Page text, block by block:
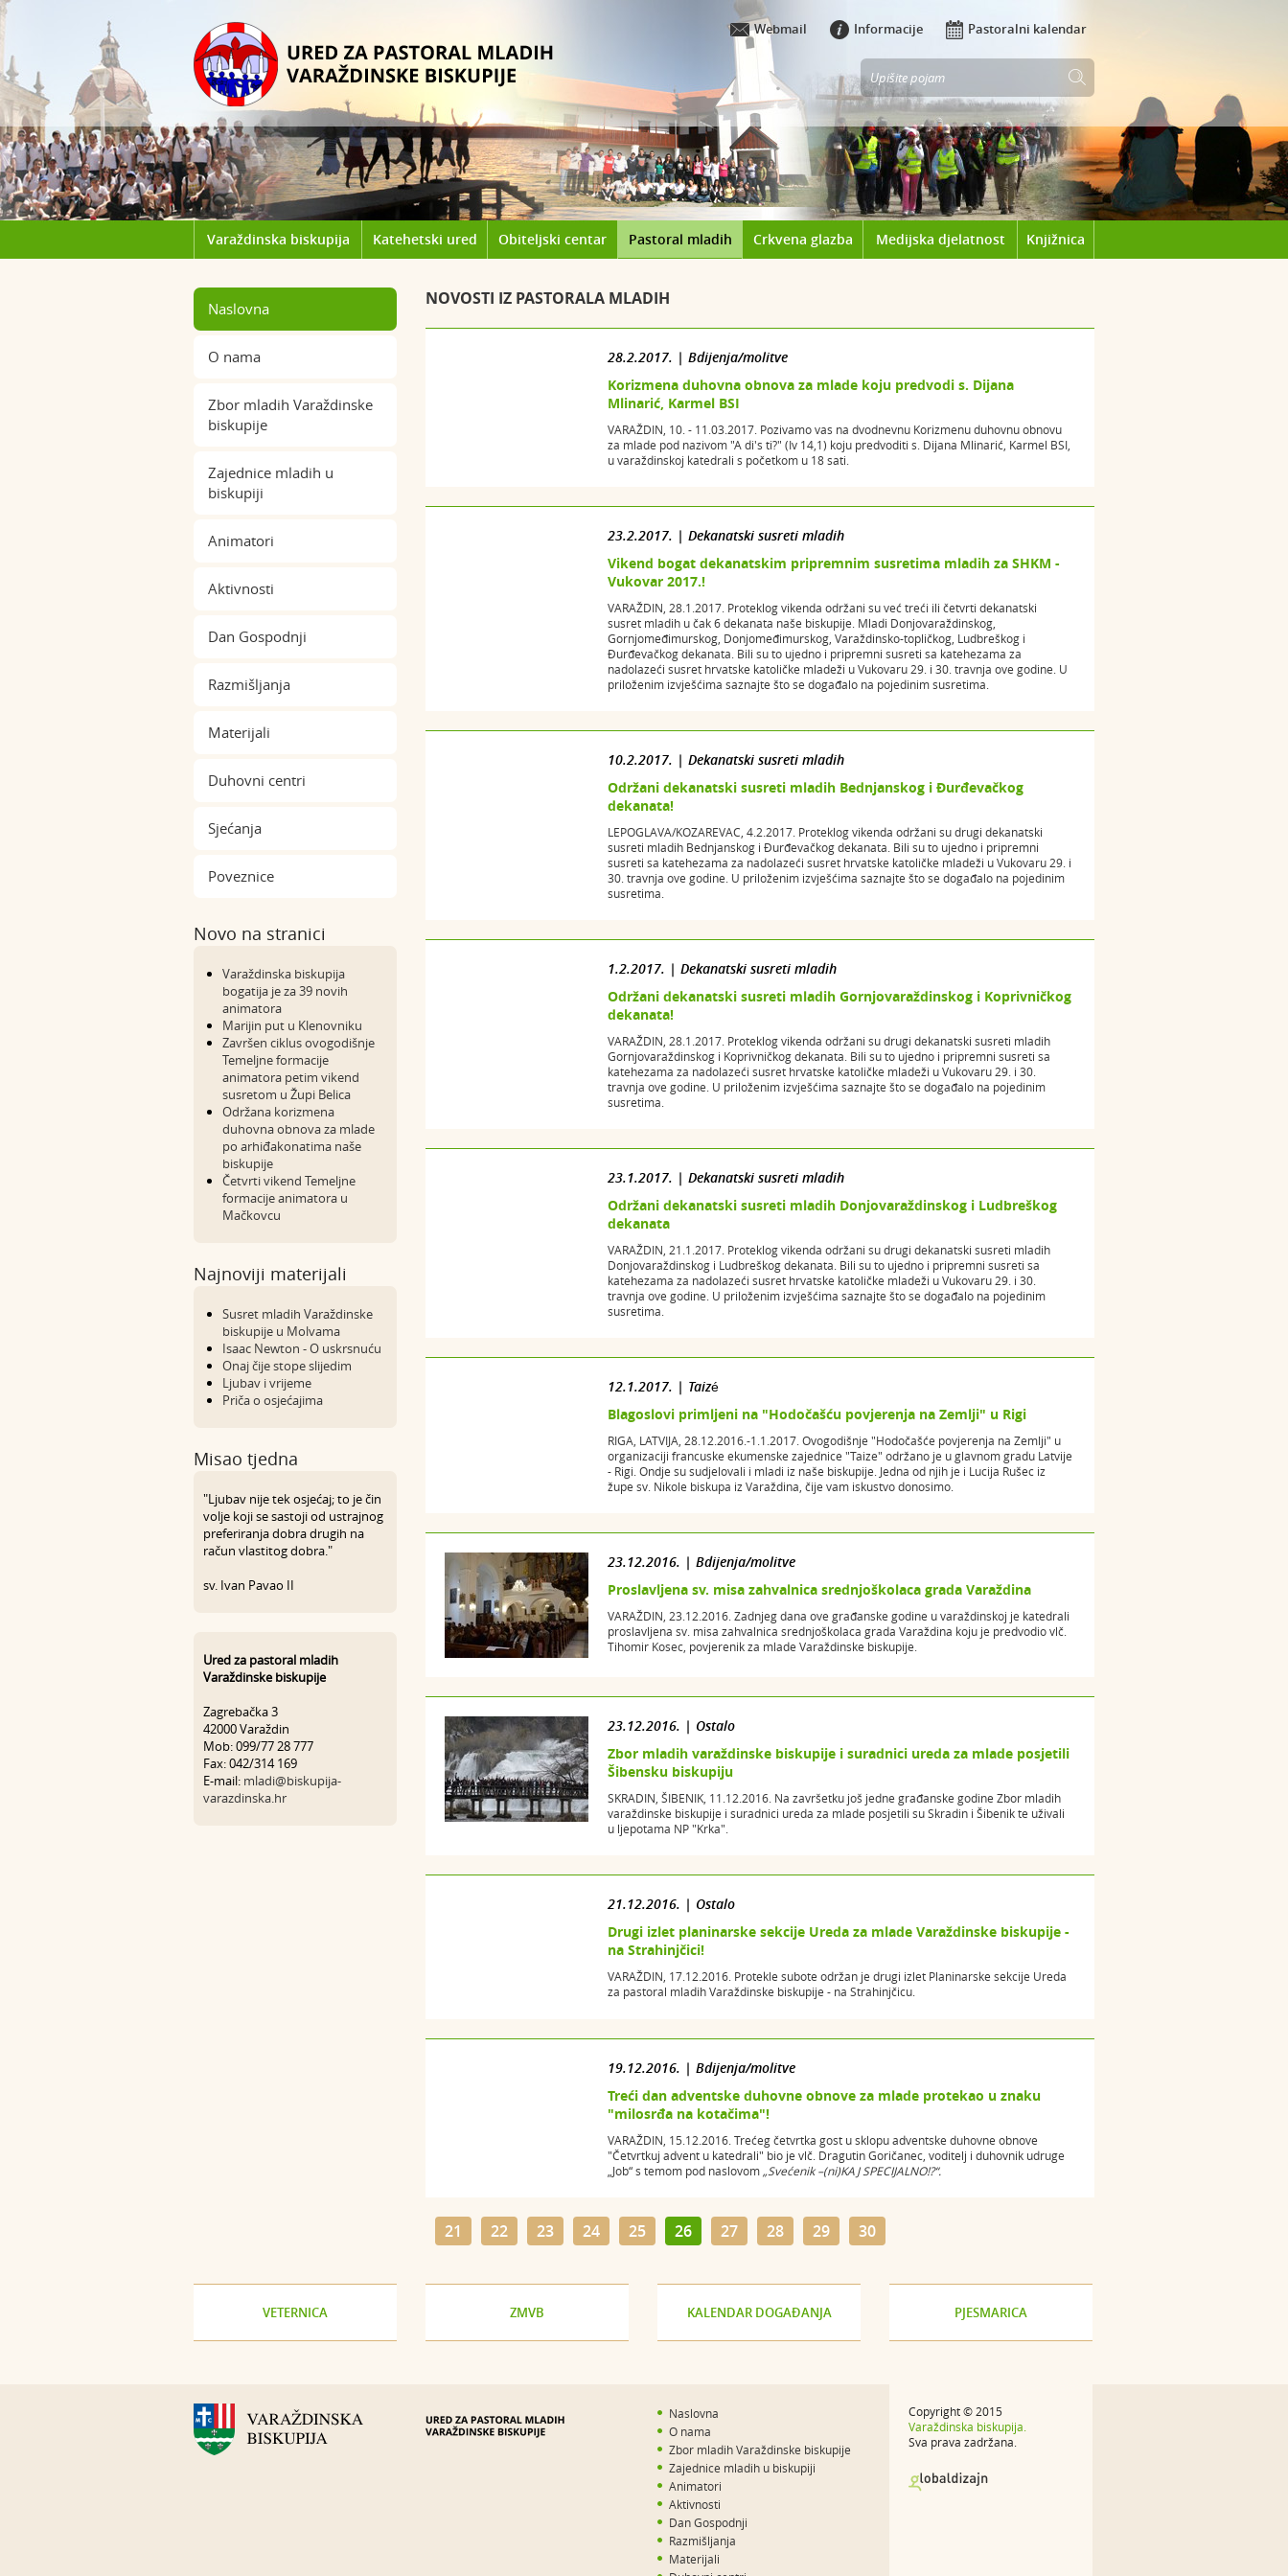
Webmail Informacije Pastoralni kalendar
Varaždinska biskupija Katehetski ured Obiteljski centar Pastoral mladih Crkvena glazba Medijska djelatnost Knjižnica
Naslovna
O nama
Zbor mladih Varaždinske
biskupije
Zajednice mladih u
biskupiji
Animatori
Aktivnosti
Dan Gospodnji
Razmišljanja
Materijali
Duhovni centri
Sjećanja
Poveznice
Novo na stranici
Varaždinska biskupija
bogatija je za 39 novih
animatora
Marijin put u Klenovniku
Završen ciklus ovogodišnje
Temeljne formacije
animatora petim vikend
susretom u Župi Belica
Održana korizmena
duhovna obnova za mlade
po arhiđakonatima naše
biskupije
Četvrti vikend Temeljne
formacije animatora u
Mačkovcu
Najnoviji materijali
Susret mladih Varaždinske
biskupije u Molvama
Isaac Newton - O uskrsnuću
Onaj čije stope slijedim
Ljubav i vrijeme
Priča o osjećajima
Misao tjedna
"Ljubav nije tek osjećaj; to je čin
volje koji se sastoji od ustrajnog
preferiranja dobra drugih na
račun vlastitog dobra."
sv. Ivan Pavao II
Ured za pastoral mladih
Varaždinske biskupije
Zagrebačka 3
42000 Varaždin
Mob: 099/77 28 777
Fax: 042/314 169
E-mail: mladi@biskupija-
varazdinska.hr
NOVOSTI IZ PASTORALA MLADIH
28.2.2017. | Bdijenja/molitve
Korizmena duhovna obnova za mlade koju predvodi s. Dijana
Mlinarić, Karmel BSI
VARAŽDIN, 10. - 11.03.2017. Pozivamo vas na dvodnevnu Korizmenu duhovnu obnovu
za mlade pod nazivom "A di's ti?" (Iv 14,1) koju predvoditi s. Dijana Mlinarić, Karmel BSI,
u varaždinskoj katedrali s početkom u 18 sati.
23.2.2017. | Dekanatski susreti mladih
Vikend bogat dekanatskim pripremnim susretima mladih za SHKM -
Vukovar 2017.!
VARAŽDIN, 28.1.2017. Proteklog vikenda održani su već treći ili četvrti dekanatski
susret mladih u čak 6 dekanata naše biskupije. Mladi Donjovaraždinskog,
Gornjomeđimurskog, Donjomeđimurskog, Varaždinsko-topličkog, Ludbreškog i
Đurđevačkog dekanata. Bili su to ujedno i pripremni susreti sa katehezama za
nadolazeći susret hrvatske katoličke mladeži u Vukovaru 29. i 30. travnja ove godine. U
priloženim izvješćima saznajte što se događalo na pojedinim susretima.
10.2.2017. | Dekanatski susreti mladih
Održani dekanatski susreti mladih Bednjanskog i Đurđevačkog
dekanata!
LEPOGLAVA/KOZAREVAC, 4.2.2017. Proteklog vikenda održani su drugi dekanatski
susreti mladih Bednjanskog i Đurđevačkog dekanata. Bili su to ujedno i pripremni
susreti sa katehezama za nadolazeći susret hrvatske katoličke mladeži u Vukovaru 29. i
30. travnja ove godine. U priloženim izvješćima saznajte što se događalo na pojedinim
susretima.
1.2.2017. | Dekanatski susreti mladih
Održani dekanatski susreti mladih Gornjovaraždinskog i Koprivničkog
dekanata!
VARAŽDIN, 28.1.2017. Proteklog vikenda održani su drugi dekanatski susreti mladih
Gornjovaraždinskog i Koprivničkog dekanata. Bili su to ujedno i pripremni susreti sa
katehezama za nadolazeći susret hrvatske katoličke mladeži u Vukovaru 29. i 30.
travnja ove godine. U priloženim izvješćima saznajte što se događalo na pojedinim
susretima.
23.1.2017. | Dekanatski susreti mladih
Održani dekanatski susreti mladih Donjovaraždinskog i Ludbreškog
dekanata
VARAŽDIN, 21.1.2017. Proteklog vikenda održani su drugi dekanatski susreti mladih
Donjovaraždinskog i Ludbreškog dekanata. Bili su to ujedno i pripremni susreti sa
katehezama za nadolazeći susret hrvatske katoličke mladeži u Vukovaru 29. i 30.
travnja ove godine. U priloženim izvješćima saznajte što se događalo na pojedinim
susretima.
12.1.2017. | Taizé
Blagoslovi primljeni na "Hodočašću povjerenja na Zemlji" u Rigi
RIGA, LATVIJA, 28.12.2016.-1.1.2017. Ovogodišnje "Hodočašće povjerenja na Zemlji" u
organizaciji francuske ekumenske zajednice "Taize" održano je u glavnom gradu Latvije
- Rigi. Ondje su sudjelovali i mladi iz naše biskupije. Jedna od njih je i Lucija Rušec iz
župe sv. Nikole biskupa iz Varaždina, čije vam iskustvo donosimo.
23.12.2016. | Bdijenja/molitve
Proslavljena sv. misa zahvalnica srednjoškolaca grada Varaždina
VARAŽDIN, 23.12.2016. Zadnjeg dana ove građanske godine u varaždinskoj je katedrali
proslavljena sv. misa zahvalnica srednjoškolaca grada Varaždina koju je predvodio vlč.
Tihomir Kosec, povjerenik za mlade Varaždinske biskupije.
23.12.2016. | Ostalo
Zbor mladih varaždinske biskupije i suradnici ureda za mlade posjetili
Šibensku biskupiju
SKRADIN, ŠIBENIK, 11.12.2016. Na završetku još jedne građanske godine Zbor mladih
varaždinske biskupije i suradnici ureda za mlade posjetili su Skradin i Šibenik te uživali
u ljepotama NP "Krka".
21.12.2016. | Ostalo
Drugi izlet planinarske sekcije Ureda za mlade Varaždinske biskupije -
na Strahinjčici!
VARAŽDIN, 17.12.2016. Protekle subote održan je drugi izlet Planinarske sekcije Ureda
za pastoral mladih Varaždinske biskupije - na Strahinjčicu.
19.12.2016. | Bdijenja/molitve
Treći dan adventske duhovne obnove za mlade protekao u znaku
"milosrđa na kotačima"!
VARAŽDIN, 15.12.2016. Trećeg četvrtka gost u sklopu adventske duhovne obnove
"Četvrtkuj advent u katedrali" bio je vlč. Dragutin Goričanec, voditelj i duhovnik udruge
„Job“ s temom pod naslovom „Svećenik –(ni)KAJ SPECIJALNO!?“.
21 22 23 24 25 26 27 28 29 30
VETERNICA ZMVB KALENDAR DOGAĐANJA PJESMARICA
Naslovna
O nama
Zbor mladih Varaždinske biskupije
Zajednice mladih u biskupiji
Animatori
Aktivnosti
Dan Gospodnji
Razmišljanja
Materijali
Copyright © 2015
Varaždinska biskupija.
Sva prava zadržana.